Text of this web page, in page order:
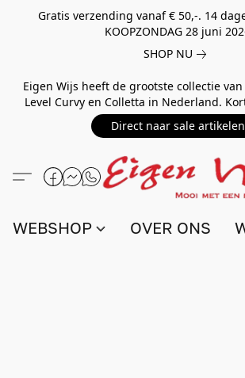
Gratis verzending vanaf € 50,-. 14
KOOPZONDAG 28 juni
SHOP NU
Eigen Wijs heeft de grootste collectie van
Level Curvy en Colletta in Nederland.
Direct naar sale artikelen
WEBSHOP OVER ONS